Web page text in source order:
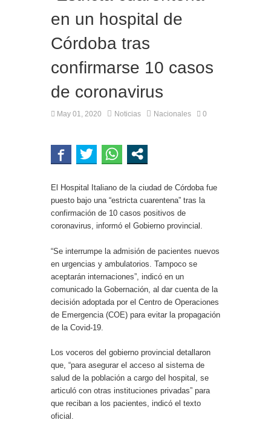
en un hospital de
Córdoba tras
confirmarse 10 casos
de coronavirus
May 01, 2020 Noticias Nacionales 0
El Hospital Italiano de la ciudad de Córdoba fue
puesto bajo una “estricta cuarentena” tras la
confirmación de 10 casos positivos de
coronavirus, informó el Gobierno provincial.
“Se interrumpe la admisión de pacientes nuevos
en urgencias y ambulatorios. Tampoco se
aceptarán internaciones”, indicó en un
comunicado la Gobernación, al dar cuenta de la
decisión adoptada por el Centro de Operaciones
de Emergencia (COE) para evitar la propagación
de la Covid-19.
Los voceros del gobierno provincial detallaron
que, “para asegurar el acceso al sistema de
salud de la población a cargo del hospital, se
articuló con otras instituciones privadas” para
que reciban a los pacientes, indicó el texto
oficial.